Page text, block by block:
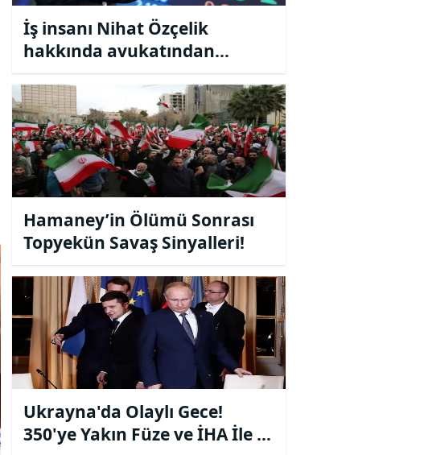
İş insanı Nihat Özçelik
hakkında avukatından
açıklama geldi…
Hamaney’in Ölümü Sonrası
Topyekün Savaş Sinyalleri!
Ukrayna'da Olaylı Gece!
350'ye Yakın Füze ve İHA İle Eş